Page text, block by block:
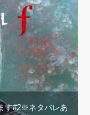
す#2※ネタバレあ